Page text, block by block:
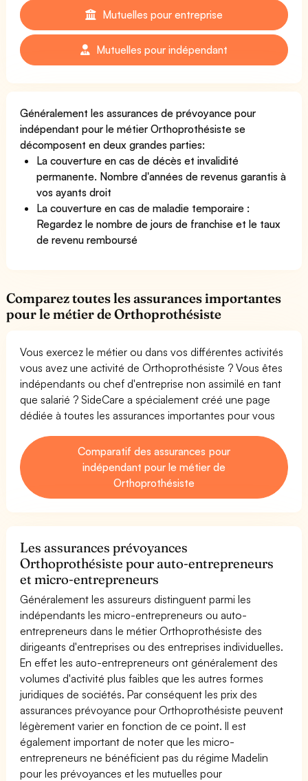
Mutuelles pour entreprise
Mutuelles pour indépendant
Généralement les assurances de prévoyance pour
indépendant pour le métier Orthoprothésiste se
décomposent en deux grandes parties:
La couverture en cas de décès et invalidité
permanente. Nombre d'années de revenus garantis à
vos ayants droit
La couverture en cas de maladie temporaire :
Regardez le nombre de jours de franchise et le taux
de revenu remboursé
Comparez toutes les assurances importantes
pour le métier de Orthoprothésiste
Vous exercez le métier ou dans vos différentes activités
vous avez une activité de Orthoprothésiste ? Vous êtes
indépendants ou chef d'entreprise non assimilé en tant
que salarié ? SideCare a spécialement créé une page
dédiée à toutes les assurances importantes pour vous
Comparatif des assurances pour
indépendant pour le métier de
Orthoprothésiste
Les assurances prévoyances
Orthoprothésiste pour auto-entrepreneurs
et micro-entrepreneurs
Généralement les assureurs distinguent parmi les
indépendants les micro-entrepreneurs ou auto-
entrepreneurs dans le métier Orthoprothésiste des
dirigeants d'entreprises ou des entreprises individuelles.
En effet les auto-entrepreneurs ont généralement des
volumes d'activité plus faibles que les autres formes
juridiques de sociétés. Par conséquent les prix des
assurances prévoyance pour Orthoprothésiste peuvent
légèrement varier en fonction de ce point. Il est
également important de noter que les micro-
entrepreneurs ne bénéficient pas du régime Madelin
pour les prévoyances et les mutuelles pour